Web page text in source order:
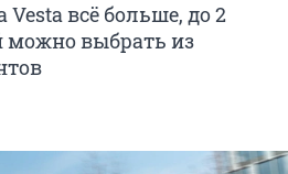
Vesta всё больше, до 2
можно выбрать из